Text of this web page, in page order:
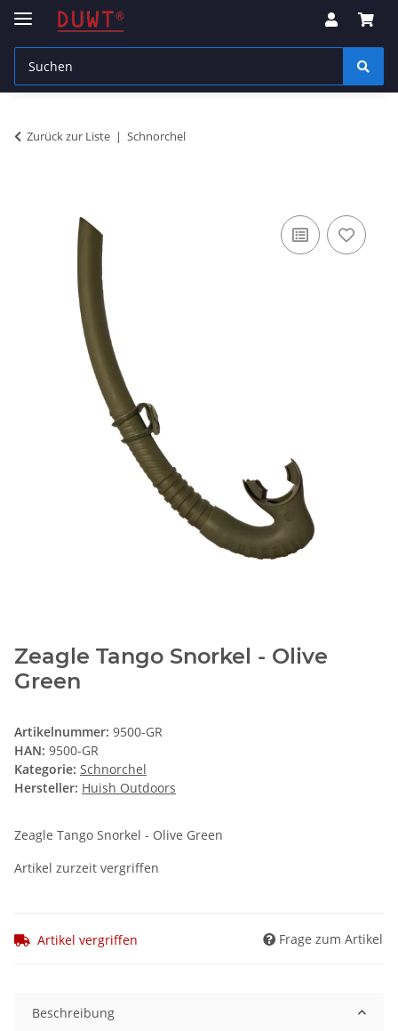
Zurück zur Liste Schnorchel
Zeagle Tango Snorkel - Olive
Green
Artikelnummer: 9500-GR
HAN: 9500-GR
Kategorie: Schnorchel
Hersteller: Huish Outdoors
Zeagle Tango Snorkel - Olive Green
Artikel zurzeit vergriffen
Artikel vergriffen Frage zum Artikel
Beschreibung